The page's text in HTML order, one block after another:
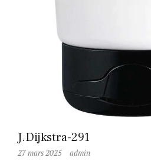
J.Dijkstra-291
27 mars 2025 admin